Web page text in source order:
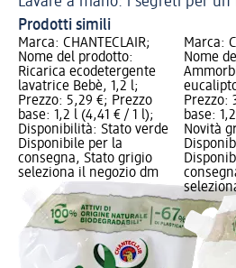
Prodotti simili
Marca: CHANTECLAIR;
Nome del prodotto:
Ricarica ecodetergente
lavatrice Bebè, 1,2 l;
Prezzo: 5,29 €; Prezzo
base: 1,2 l (4,41 € / 1 l);
Disponibilità: Stato verde
Disponibile per la
consegna, Stato grigio
seleziona il negozio dm
Marca:
Nome
Prezzo:
base:
Novità